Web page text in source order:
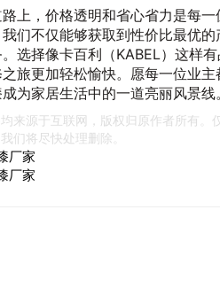
上，价格透明和省心省力是每
们不仅能够获取到性价比最优
选择像卡百利（KABEL）这样有
旅更加轻松愉快。愿每一位业
为家居生活中的一道亮丽风景线。
来源于互联网，版权归原作者所有。
们将尽快处理删除。
厂家
厂家